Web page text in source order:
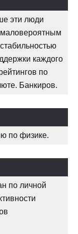
эти люди
маловероятным
каждого
по
Банкиров.
по физике.
по личной